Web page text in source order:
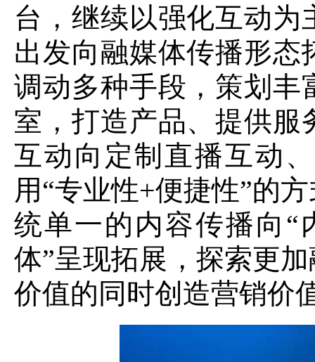
台，继续以强化互动
出发向融媒体传播形
调动多种手段，策划丰
室，打造产品、提供服
互动向定制直播互动
用“专业性+便捷性”的
统单一的内容传播向
体”呈现拓展，探索更
价值的同时创造营销价